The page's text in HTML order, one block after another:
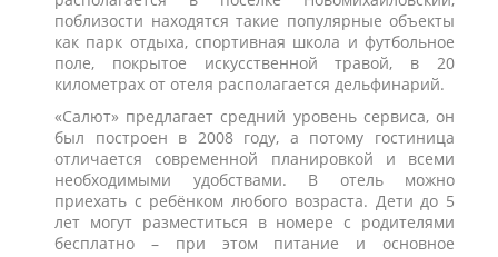
поблизости находятся такие популярные объекты
как парк отдыха, спортивная школа и футбольное
поле, покрытое искусственной травой, в 20
километрах от отеля располагается дельфинарий.
«Салют» предлагает средний уровень сервиса, он
был построен в 2008 году, а потому гостиница
отличается современной планировкой и всеми
необходимыми удобствами. В отель можно
приехать с ребёнком любого возраста. Дети до 5
лет могут разместиться в номере с родителями
бесплатно – при этом питание и основное